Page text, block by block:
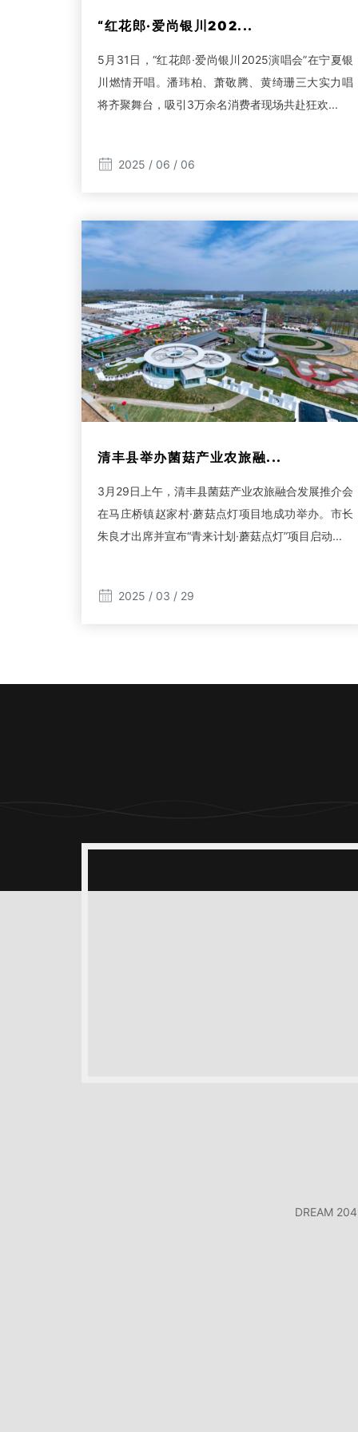
“红花郎·爱尚银川202...
5月31日，“红花郎·爱尚银川2025演唱会”在宁夏银
川燃情开唱。潘玮柏、萧敬腾、黄绮珊三大实力唱
将齐聚舞台，吸引3万余名消费者现场共赴狂欢...
2025 / 06 / 06
清丰县举办菌菇产业农旅融...
3月29日上午，清丰县菌菇产业农旅融合发展推介会
在马庄桥镇赵家村·蘑菇点灯项目地成功举办。市长
朱良才出席并宣布“青来计划·蘑菇点灯”项目启动...
2025 / 03 / 29
DREAM